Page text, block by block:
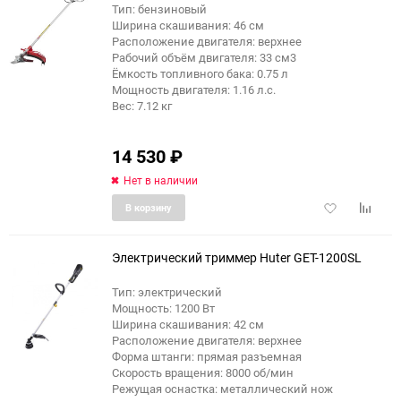
еще 3 фото
Тип: бензиновый
Ширина скашивания: 46 см
Расположение двигателя: верхнее
Рабочий объём двигателя: 33 см3
Ёмкость топливного бака: 0.75 л
Мощность двигателя: 1.16 л.с.
Вес: 7.12 кг
14 530₽
Нет в наличии
Добавить
В корзину
Электрический триммер Huter GET-1200SL
Тип: электрический
Мощность: 1200 Вт
Ширина скашивания: 42 см
Расположение двигателя: верхнее
Форма штанги: прямая разъемная
Скорость вращения: 8000 об/мин
Режущая оснастка: металлический нож